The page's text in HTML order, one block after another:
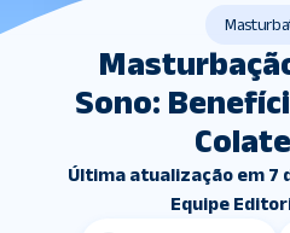
Sono:
Última atualização em 7
Equipe